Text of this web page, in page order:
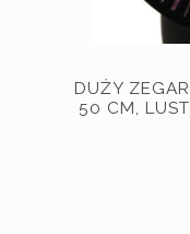
DUŻY
50 CM,